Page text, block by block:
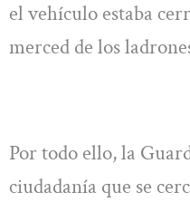
el vehículo estaba
merced de los
Por todo ello, la
ciudadanía que se